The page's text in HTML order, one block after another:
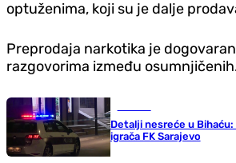
optuženima, koji su je dalje
Preprodaja narkotika je
razgovorima između
Detalji nesreće u
igrača FK Sarajevo